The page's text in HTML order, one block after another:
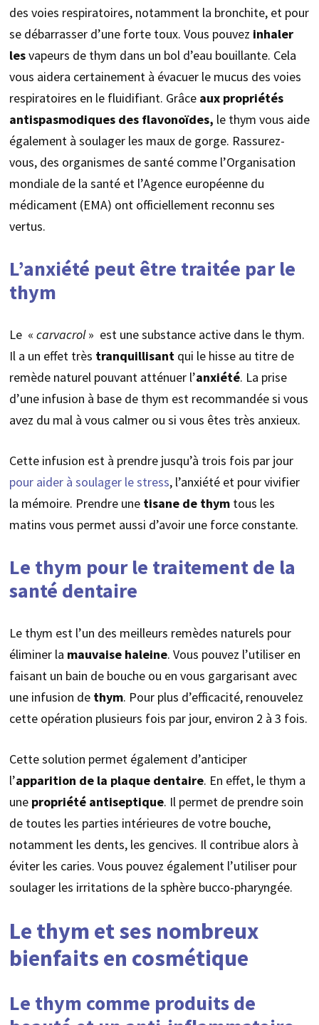
des voies respiratoires, notamment la bronchite, et pour
se débarrasser d’une forte toux. Vous pouvez inhaler
lesvapeurs de thym dans un bol d’eau bouillante. Cela
vous aidera certainement à évacuer le mucus des voies
respiratoires en le fluidifiant. Grâce aux propriétés
antispasmodiques des flavonoïdes, le thym vous aide
également à soulager les maux de gorge. Rassurez-
vous, des organismes de santé comme l’Organisation
mondiale de la santé et l’Agence européenne du
médicament (EMA) ont officiellement reconnu ses
vertus.
L’anxiété peut être traitée par le
thym
Le « carvacrol» est une substance active dans le thym.
Il a un effet très tranquillisantqui le hisse au titre de
remède naturel pouvant atténuer l’anxiété. La prise
d’une infusion à base de thym est recommandée si vous
avez du mal à vous calmer ou si vous êtes très anxieux.
Cette infusion est à prendre jusqu’à trois fois par jour
pour aider à soulager le stress, l’anxiété et pour vivifier
la mémoire. Prendre une tisane de thymtous les
matins vous permet aussi d’avoir une force constante.
Le thym pour le traitement de la
santé dentaire
Le thym est l’un des meilleurs remèdes naturels pour
éliminer la mauvaise haleine. Vous pouvez l’utiliser en
faisant un bain de bouche ou en vous gargarisant avec
une infusion dethym. Pour plus d’efficacité, renouvelez
cette opération plusieurs fois par jour, environ 2 à 3 fois.
Cette solution permet également d’anticiper
l’apparition de la plaque dentaire. En effet, le thym a
une propriété antiseptique. Il permet de prendre soin
de toutes les parties intérieures de votre bouche,
notamment les dents, les gencives. Il contribue alors à
éviter les caries. Vous pouvez également l’utiliser pour
soulager les irritations de la sphère bucco-pharyngée.
Le thym et ses nombreux
bienfaits en cosmétique
Le thym comme produits de